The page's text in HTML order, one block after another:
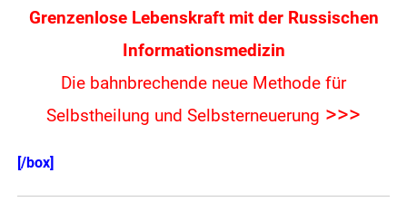
Grenzenlose Lebenskraft mit der Russischen
Informationsmedizin
Die bahnbrechende neue Methode für
Selbstheilung und Selbsterneuerung >>>
[/box]